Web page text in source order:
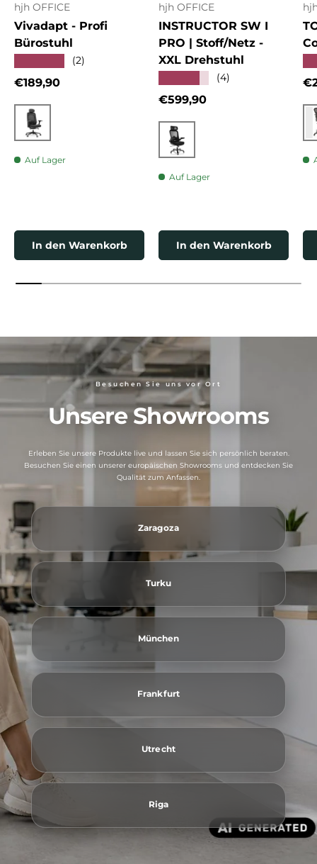
hjh OFFICE
Vivadapt - Profi
Bürostuhl
(2)
Normaler Preis
€189,90
Schwarz
Auf Lager
In den Warenkorb
hjh OFFICE
INSTRUCTOR SW I
PRO | Stoff/Netz -
XXL Drehstuhl
(4)
Normaler Preis
€599,90
Schwarz
Auf Lager
In den Warenkorb
Besuchen Sie uns vor Ort
Unsere Showrooms
Erleben Sie unsere Produkte live und lassen Sie sich persönlich beraten.
Besuchen Sie einen unserer europäischen Showrooms und entdecken Sie
Qualität zum Anfassen.
Zaragoza
Turku
München
Frankfurt
Utrecht
Riga